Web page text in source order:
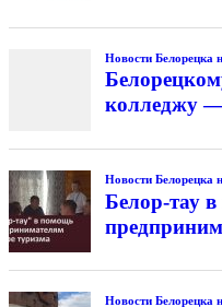
Новости Белорецка
колледжу
Новости Белорецка
Белор-тау
Новости Белорецка